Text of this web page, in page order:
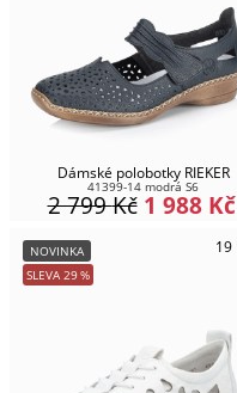
Dámské polobotky RIEKER
41399-14 modrá S6
1 988 Kč
2 799Kč
NOVINKA
SLEVA 29%